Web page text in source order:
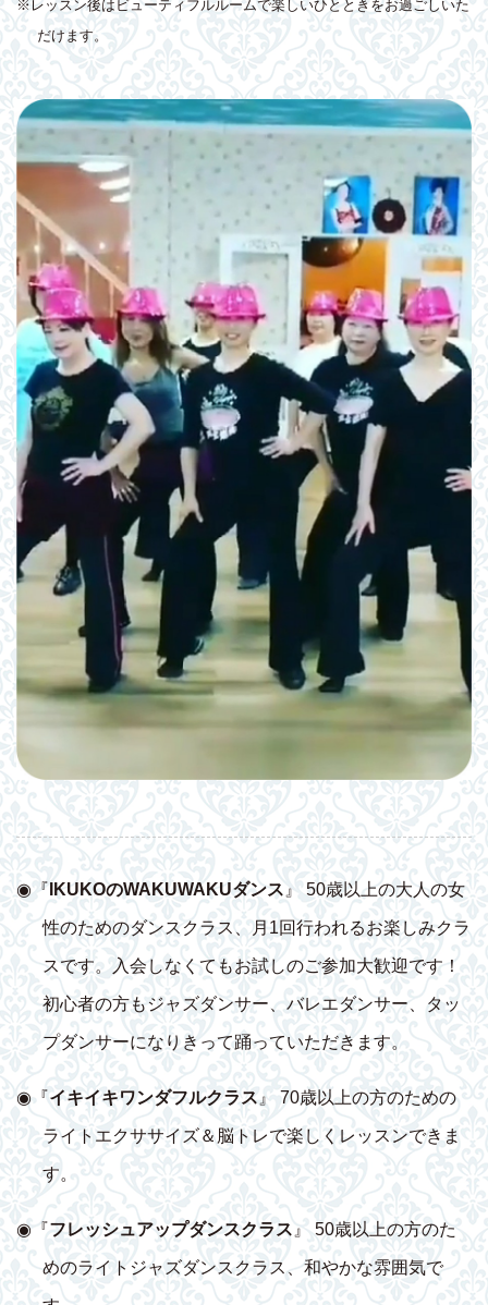
※レッスン後はビューティフルルームで楽しいひとときをお過ごしいた
だけます。
◉『 IKUKOのWAKUWAKUダンス 』 50歳以上の大人の女
性のためのダンスクラス、月1回行われるお楽しみクラ
スです。入会しなくてもお試しのご参加大歓迎です！
初心者の方もジャズダンサー、バレエダンサー、タッ
プダンサーになりきって踊っていただきます。
◉『イキイキワンダフルクラス 』 70歳以上の方のための
ライトエクササイズ＆脳トレで楽しくレッスンできま
す。
◉『フレッシュアップダンスクラス』 50歳以上の方のた
めのライトジャズダンスクラス、和やかな雰囲気で